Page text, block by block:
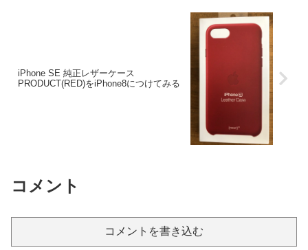
iPhone SE 純正レザーケース
PRODUCT(RED)をiPhone8につけてみる
コメント
コメントを書き込む